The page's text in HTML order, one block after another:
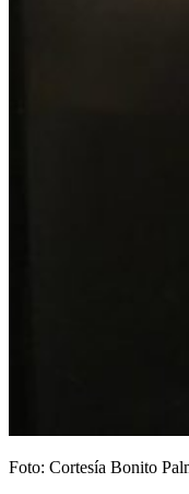
Foto: Cortesía Bonito